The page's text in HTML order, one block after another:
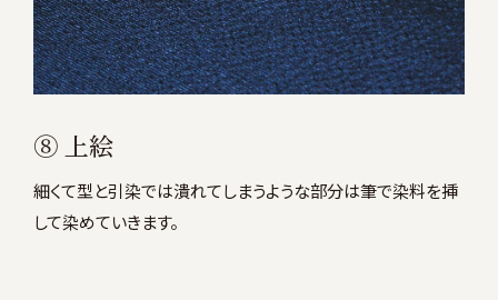
⑧ 上絵
細くて型と引染では潰れてしまうような部分は筆で染料を挿
して染めていきます。